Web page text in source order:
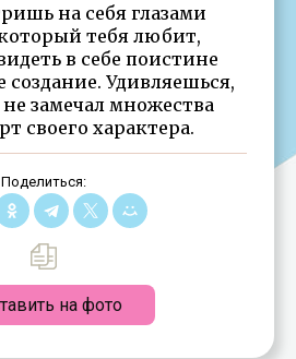
на себя глазами
тебя любит,
в себе поистине
создание. Удивляешься,
замечал множества
своего характера.
Поделиться:
на фото